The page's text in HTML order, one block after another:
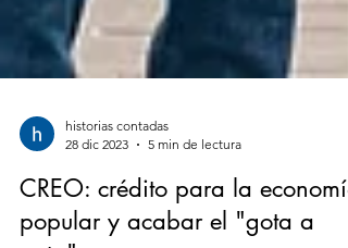
28 dic 2023
5 min de lectura
CREO: crédito para la economía